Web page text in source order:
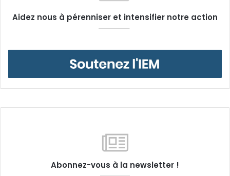
Aidez nous à pérenniser et intensifier notre action
Abonnez-vous à la newsletter !